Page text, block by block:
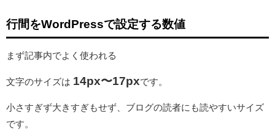
行間をWordPressで設定する数値
まず記事内でよく使われる
文字のサイズは 14px〜17pxです。
小さすぎず大きすぎもせず、ブログの読者にも読やすいサイズ
です。